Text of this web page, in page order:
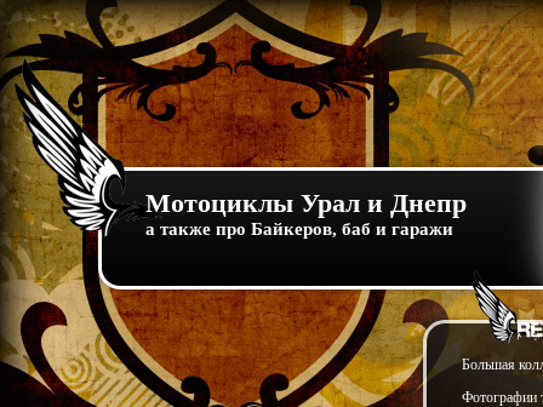
Мотоциклы Урал и Днепр
а также про Байкеров, баб и гаражи
Большая
Фотографии